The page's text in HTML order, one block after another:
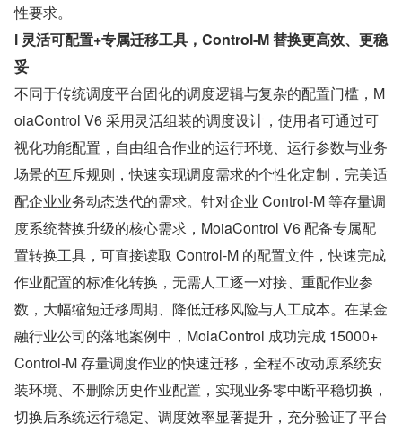
性要求。
l 灵活可配置+专属迁移工具，Control-M 替换更高效、更稳
妥
不同于传统调度平台固化的调度逻辑与复杂的配置门槛，M
oiaControl V6 采用灵活组装的调度设计，使用者可通过可
视化功能配置，自由组合作业的运行环境、运行参数与业务
场景的互斥规则，快速实现调度需求的个性化定制，完美适
配企业业务动态迭代的需求。针对企业 Control-M 等存量调
度系统替换升级的核心需求，MoiaControl V6 配备专属配
置转换工具，可直接读取 Control-M 的配置文件，快速完成
作业配置的标准化转换，无需人工逐一对接、重配作业参
数，大幅缩短迁移周期、降低迁移风险与人工成本。在某金
融行业公司的落地案例中，MoiaControl 成功完成 15000+
Control-M 存量调度作业的快速迁移，全程不改动原系统安
装环境、不删除历史作业配置，实现业务零中断平稳切换，
切换后系统运行稳定、调度效率显著提升，充分验证了平台